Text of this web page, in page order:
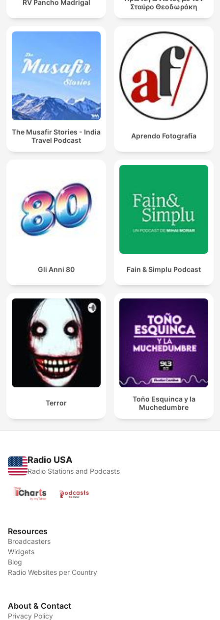
RV Pancho Madrigal
Σταύρο Θεοδωράκη
The Musafir Stories - India
Travel Podcast
Aprendo Fotografía
Gli Anni 80 Fain & Simplu Podcast
Terror
Toño Esquinca y la
Muchedumbre
Radio USA
Radio Stations and Podcasts
Resources
Broadcasters
Widgets
Blog
Radio Websites per Country
About & Contact
Privacy Policy